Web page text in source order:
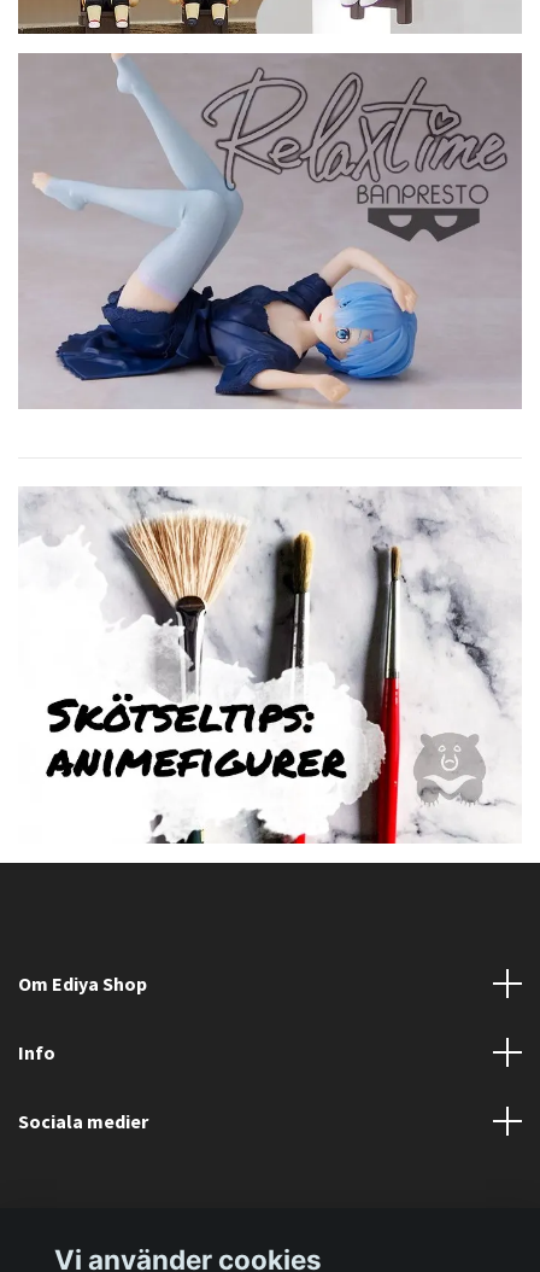
Om Ediya Shop
Info
Sociala medier
Vi använder cookies